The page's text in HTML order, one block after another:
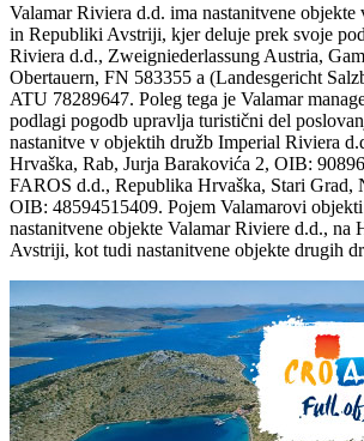
Valamar Riviera d.d. ima nastanitvene
in Republiki Avstriji, kjer deluje prek svoje
Riviera d.d., Zweigniederlassung Austria,
Obertauern, FN 583355 a (Landesgericht
ATU 78289647. Poleg tega je Valamar
podlagi pogodb upravlja turistični del
nastanitve v objektih družb Imperial Riviera
Hrvaška, Rab, Jurja Barakovića 2, OIB:
FAROS d.d., Republika Hrvaška, Stari Grad,
OIB: 48594515409. Pojem Valamarovi
nastanitvene objekte Valamar Riviere d.d., na
Avstriji, kot tudi nastanitvene objekte drugih